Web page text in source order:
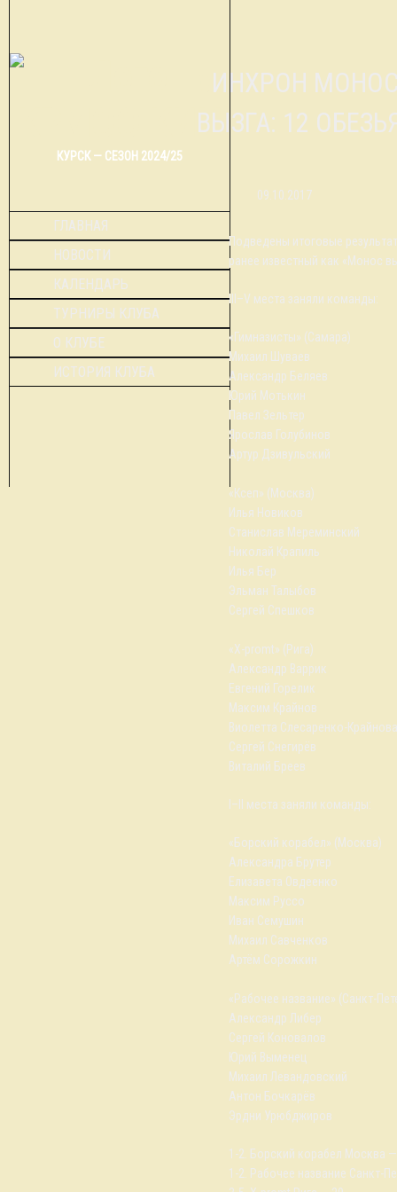
КУРСК — СЕЗОН 2024/25
ГЛАВНАЯ
НОВОСТИ
КАЛЕНДАРЬ
ТУРНИРЫ КЛУБА
О КЛУБЕ
ИСТОРИЯ КЛУБА
ВЫЗГА: 12
09.10.2017
Подведены итоговые
ранее известный как «Монос
III–V места заняли команды:
«Гимназисты» (Самара)
Михаил Шуваев
Александр Беляев
Юрий Мотькин
Павел Зельтер
Ярослав Голубинов
Артур Дзивульский
«Ксеп» (Москва)
Илья Новиков
Станислав Мереминский
Николай Крапиль
Илья Бер
Эльман Талыбов
Сергей Спешков
«X-promt» (Рига)
Александр Варрик
Евгений Горелик
Максим Крайнов
Виолетта Слесаренко-
Сергей Снегирёв
Виталий Бреев
I–II места заняли команды:
«Борский корабел» (Москва)
Александра Брутер
Елизавета Овдеенко
Максим Руссо
Иван Семушин
Михаил Савченков
Артём Сорожкин
«Рабочее название» (Санкт-
Александр Либер
Сергей Коновалов
Юрий Выменец
Михаил Левандовский
Антон Бочкарёв
Эрдни Урюбджиров
1-2. Борский корабел Москва
1-2. Рабочее название Санкт-